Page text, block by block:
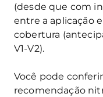
(desde que com
entre a aplicação
cobertura
V1-V2).
Você pode
recomendação